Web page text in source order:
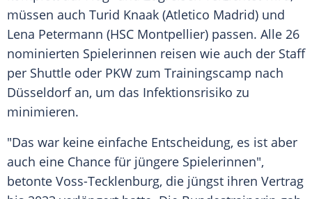
müssen auch Turid Knaak (Atletico Madrid) und
Lena Petermann (HSC Montpellier) passen. Alle 26
nominierten Spielerinnen reisen wie auch der Staff
per Shuttle oder PKW zum Trainingscamp nach
Düsseldorf an, um das Infektionsrisiko zu
minimieren.
"Das war keine einfache Entscheidung, es ist aber
auch eine Chance für jüngere Spielerinnen",
betonte Voss-Tecklenburg, die jüngst ihren Vertrag